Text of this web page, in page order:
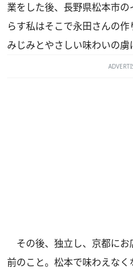
業をした後、長野県松本市
らす私はそこで永田さんの
みじみとやさしい味わいの虜
その後、独立し、京都にお
前のこと。松本で味わえな